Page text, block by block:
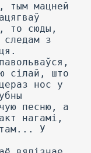
тым мацней
то сюды,
следам з
сілай, што
нос у
песню, а
нагамі,
У